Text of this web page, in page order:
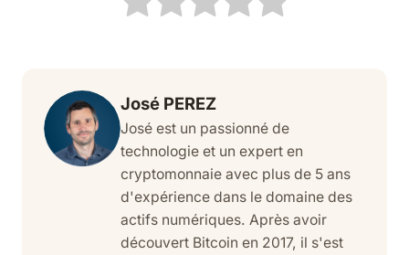
José PEREZ
José est un passionné de
technologie et un expert en
cryptomonnaie avec plus de 5 ans
d'expérience dans le domaine des
actifs numériques. Après avoir
découvert Bitcoin en 2017, il s'est